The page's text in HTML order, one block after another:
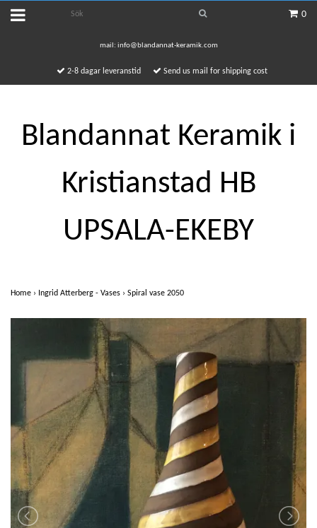
0
mail: info@blandannat-keramik.com
2-8 dagar leveranstid Send us mail for shipping cost
Blandannat Keramik i
Kristianstad HB
UPSALA-EKEBY
Home › Ingrid Atterberg - Vases › Spiral vase 2050